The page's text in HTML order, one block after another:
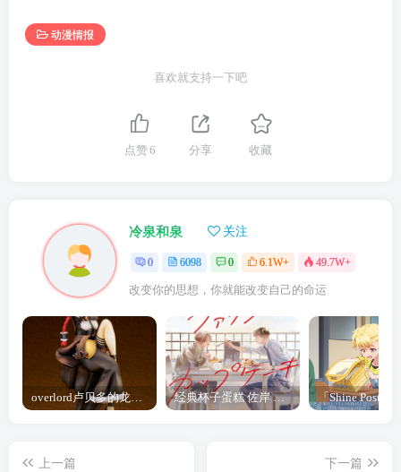
动漫情报
喜欢就支持一下吧
点赞6 分享 收藏
冷泉和泉 关注
0 6098 0 6.1W+ 49.7W+
改变你的思想，你就能改变自己的命运
overlord卢贝多的龙王谁厉害 「Overlord」露普斯蕾琪娜·贝塔手办开订 经典杯子蛋糕 佐岸 漫画「经典杯子蛋糕」宣布真人日剧化
上一篇
下一篇